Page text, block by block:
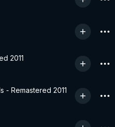
2011
- Remastered 2011